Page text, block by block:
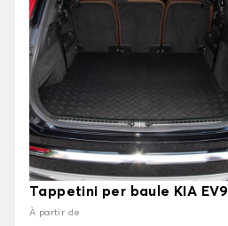
Tappetini per baule KIA EV9
À partir de